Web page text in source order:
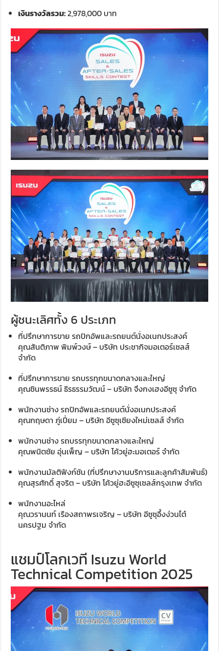
เงินรางวัลรวม:2,978,000 บาท
ผู้ชนะเลิศทั้ง 6 ประเภท
ที่ปรึกษาการขาย รถปิกอัพและรถยนต์นั่งอเนกประสงค์
คุณสันติภาพ พิมพ์วงษ์ – บริษัท ประชากิจมอเตอร์เซลส์
จำกัด
ที่ปรึกษาการขาย รถบรรทุกขนาดกลางและใหญ่
คุณชินพรรธน์ ธีรธรรมวัฒน์ – บริษัท จึงกงเฮงอีซูซุ จำกัด
พนักงานช่าง รถปิกอัพและรถยนต์นั่งอเนกประสงค์
คุณกฤษดา ภู่เปี่ยม – บริษัท อีซูซุเชียงใหม่เซลส์ จำกัด
พนักงานช่าง รถบรรทุกขนาดกลางและใหญ่
คุณพนิตชัย อุ่นเพ็ญ – บริษัท โค้วยู่ฮะมอเตอร์ จำกัด
พนักงานมัลติฟังก์ชัน (ที่ปรึกษางานบริการและลูกค้าสัมพันธ์)
คุณสุรศักดิ์ สุจริต – บริษัท โค้วยู่ฮะอีซูซุเซลส์กรุงเทพ จำกัด
พนักงานอะไหล่
คุณวรานนท์ เรืองสถาพรเจริญ – บริษัท อีซูซุอึ้งง่วนไต๋
นครปฐม จำกัด
แชมป์โลกเวที Isuzu World
Technical Competition 2025